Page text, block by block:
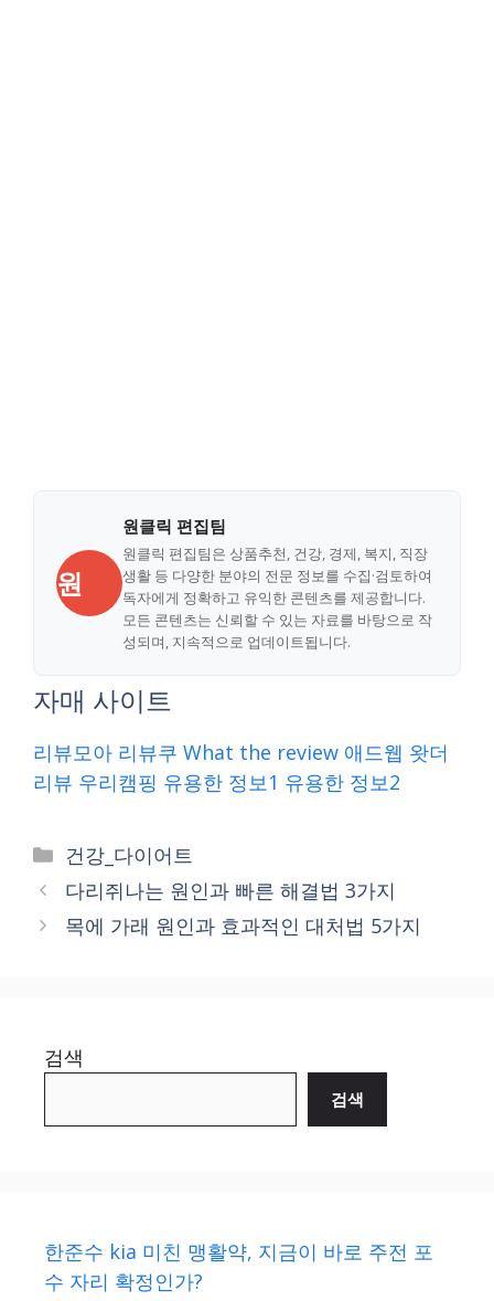
원
원클릭 편집팀
원클릭 편집팀은 상품추천, 건강, 경제, 복지, 직장
생활 등 다양한 분야의 전문 정보를 수집·검토하여
독자에게 정확하고 유익한 콘텐츠를 제공합니다.
모든 콘텐츠는 신뢰할 수 있는 자료를 바탕으로 작
성되며, 지속적으로 업데이트됩니다.
자매 사이트
리뷰모아 리뷰쿠 What the review 애드웹 왓더
리뷰 우리캠핑 유용한 정보1 유용한 정보2
Categories
건강_다이어트
다리쥐나는 원인과 빠른 해결법 3가지
목에 가래 원인과 효과적인 대처법 5가지
검색
검색
한준수 kia 미친 맹활약, 지금이 바로 주전 포
수 자리 확정인가?